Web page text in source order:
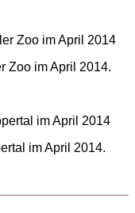
Zoo im April 2014.
im April 2014.